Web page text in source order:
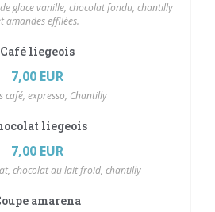
glace vanille, chocolat fondu, chantilly
amandes effilées.
Café liegeois
7,00 EUR
café, expresso, Chantilly
liegeois
7,00 EUR
chocolat au lait froid, chantilly
amarena